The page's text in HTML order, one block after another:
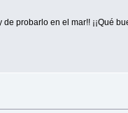
probarlo en el mar!! ¡¡Qué